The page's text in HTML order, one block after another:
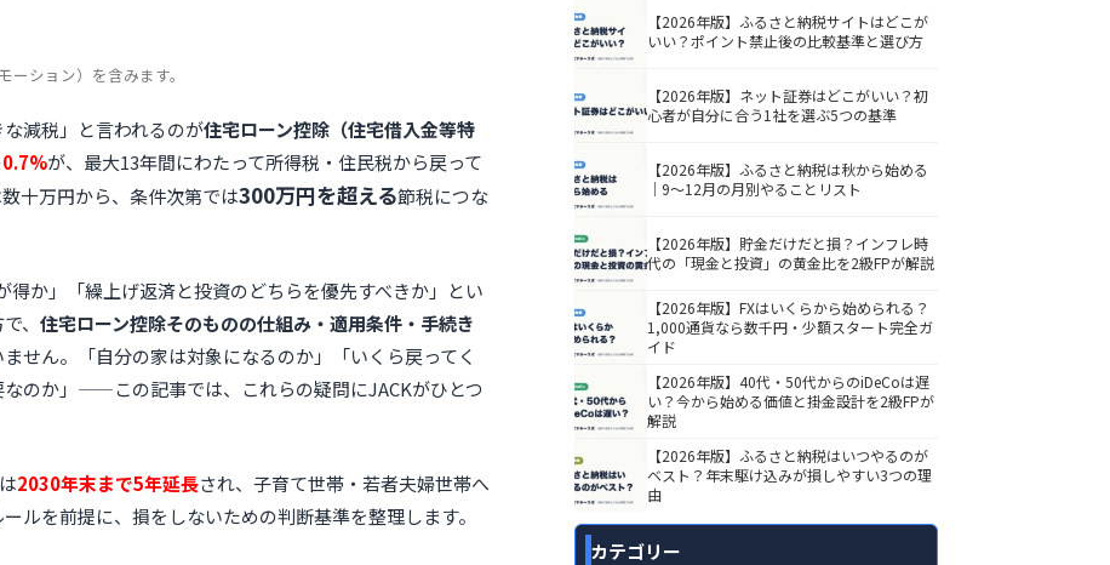
ション）を含みます。
減税」と言われるのが住宅ローン控除（住宅借入金等特
0.7%が、最大13年間にわたって所得税・住民税から戻って
十万円から、条件次第では300万円を超える節税につな
得か」「繰上げ返済と投資のどちらを優先すべきか」とい
、 住宅ローン控除そのものの仕組み・適用条件・手続き
せん。「自分の家は対象になるのか」「いくら戻ってく
のか」——この記事では、これらの疑問にJACKがひとつ
2030年末まで5年延長され、子育て世帯・若者夫婦世帯へ
ルを前提に、損をしないための判断基準を整理します。
【2026年版】ふるさと納税サイトはどこが
いい？ポイント禁止後の比較基準と選び方
【2026年版】ネット証券はどこがいい？初
心者が自分に合う1社を選ぶ5つの基準
【2026年版】ふるさと納税は秋から始める
｜9〜12月の月別やることリスト
【2026年版】貯金だけだと損？インフレ時
代の「現金と投資」の黄金比を2級FPが解説
【2026年版】FXはいくらから始められる？
1,000通貨なら数千円・少額スタート完全ガ
イド
【2026年版】40代・50代からのiDeCoは遅
い？今から始める価値と掛金設計を2級FPが
解説
【2026年版】ふるさと納税はいつやるのが
ベスト？年末駆け込みが損しやすい3つの理
由
カテゴリー